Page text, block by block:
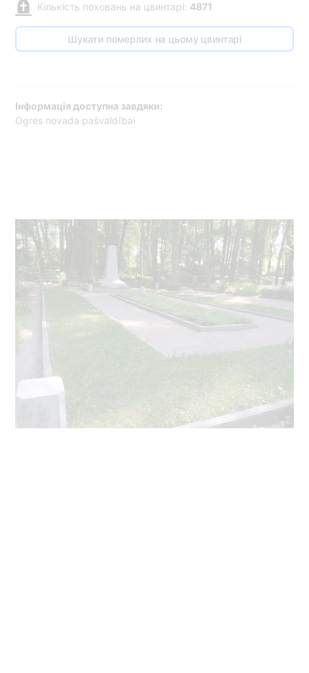
Кількість поховань на цвинтарі: 4871
Шукати померлих на цьому цвинтарі
Інформація доступна завдяки:
Ogres novada pašvaldībai